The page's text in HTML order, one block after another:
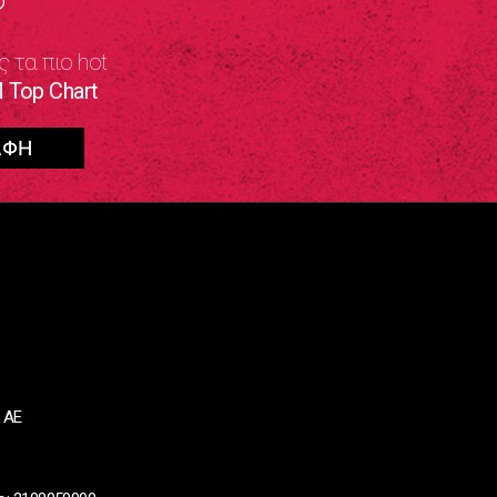
τα πιο hot
Top Chart
ΑΕ